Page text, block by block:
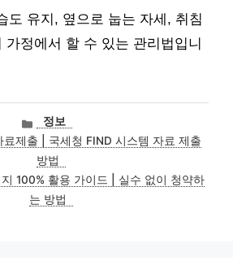
도 유지, 옆으로 눕는 자세, 취침
가정에서 할 수 있는 관리법입니
카
테
고
리
정보
료제출 | 국세청 FIND 시스템 자료 제출
방법
100% 활용 가이드 | 실수 없이 청약하
는 방법